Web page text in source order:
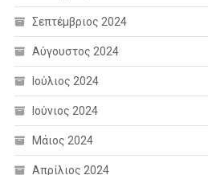
Σεπτέμβριος 2024
Αύγουστος 2024
Ιούλιος 2024
Ιούνιος 2024
Μάιος 2024
Απρίλιος 2024